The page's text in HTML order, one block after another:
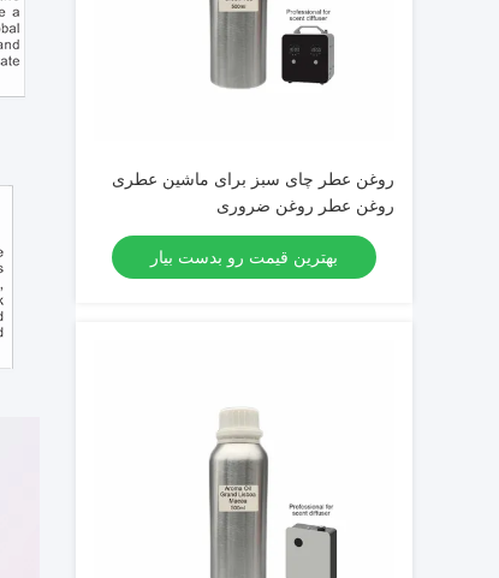
روغن عطر چای سبز برای ماشین عطری
روغن عطر روغن ضروری
بهترین قیمت رو بدست بیار